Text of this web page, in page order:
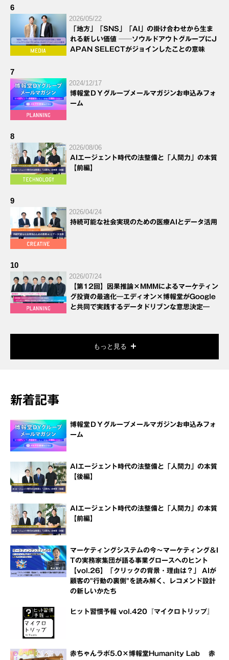
6
2026/05/22
「地方」「SNS」「AI」の掛け合わせから生ま
れる新しい価値 ──ソウルドアウトグループにJ
APAN SELECTがジョインしたことの意味
7
2024/12/17
博報堂ＤＹグループメールマガジンお申込みフォ
ーム
8
2026/08/06
AIエージェント時代の法整備と「人間力」の本質
【前編】
9
2026/04/24
持続可能な社会実現のための医療AIとデータ活用
10
2026/07/24
【第12回】因果推論×MMMによるマーケティン
グ投資の最適化―エディオン×博報堂がGoogle
と共同で実践するデータドリブンな意思決定―
もっと見る
新着記事
博報堂ＤＹグループメールマガジンお申込みフォ
ーム
AIエージェント時代の法整備と「人間力」の本質
【後編】
AIエージェント時代の法整備と「人間力」の本質
【前編】
マーケティングシステムの今～マーケティング＆I
Tの実務家集団が語る事業グロースへのヒント
【vol.26】「クリックの背景・理由は？」 AIが
顧客の"行動の裏側"を読み解く、レコメンド設計
の新しいかたち
ヒット習慣予報 vol.420『マイクロトリップ』
赤ちゃんラボ5.0×博報堂Humanity Lab 赤